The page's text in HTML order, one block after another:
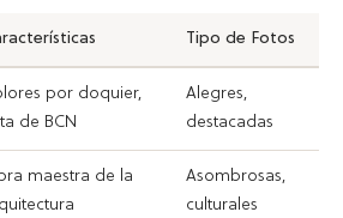
Tipo de Fotos
por doquier,
de BCN
Alegres,
destacadas
maestra de la
Asombrosas,
culturales